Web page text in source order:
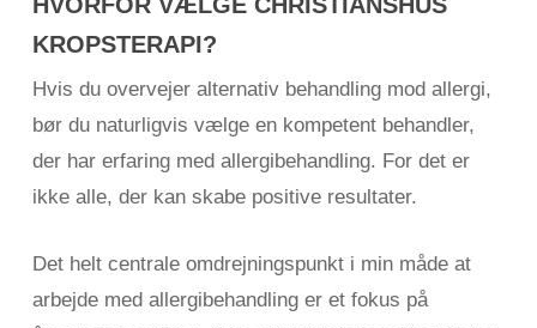
KROPSTERAPI?
Hvis du overvejer alternativ behandling mod allergi,
bør du naturligvis vælge en kompetent behandler,
der har erfaring med allergibehandling. For det er
ikke alle, der kan skabe positive resultater.
Det helt centrale omdrejningspunkt i min måde at
arbejde med allergibehandling er et fokus på